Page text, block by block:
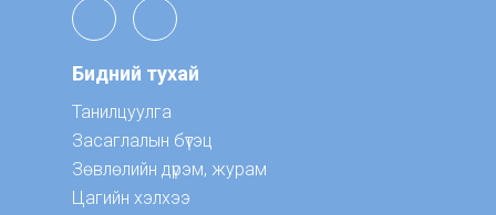
Бидний тухай
Танилцуулга
Засаглалын бүтэц
Зөвлөлийн дүрэм, журам
Цагийн хэлхээ